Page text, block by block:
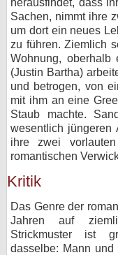
herausfindet, dass
Sachen, nimmt ihre
um dort ein neues
zu führen. Ziemlich
Wohnung, oberhalb
(Justin Bartha)
und betrogen, von
mit ihm an eine
Staub machte.
wesentlich jüngeren
ihre zwei
romantischen
Kritik
Das Genre der
Jahren auf
Strickmuster ist
dasselbe: Mann